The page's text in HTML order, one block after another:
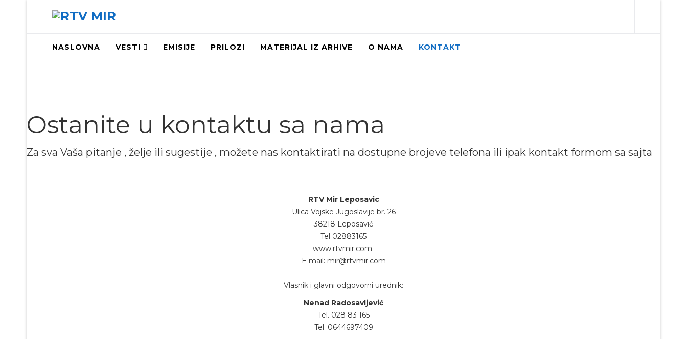
NASLOVNA VESTI EMISIJE PRILOZI MATERIJAL IZ ARHIVE O NAMA KONTAKT
Ostanite u kontaktu sa nama
Za sva Vaša pitanje , želje ili sugestije , možete nas kontaktirati na dostupne brojeve telefona ili ipak kontakt formom sa sajta
RTV Mir Leposavic
Ulica Vojske Jugoslavije br. 26
38218 Leposavić
Tel 02883165
www.rtvmir.com
E mail: mir@rtvmir.com
Vlasnik i glavni odgovorni urednik:
Nenad Radosavljević
Tel. 028 83 165
Tel. 0644697409